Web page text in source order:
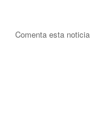
Comenta esta noticia